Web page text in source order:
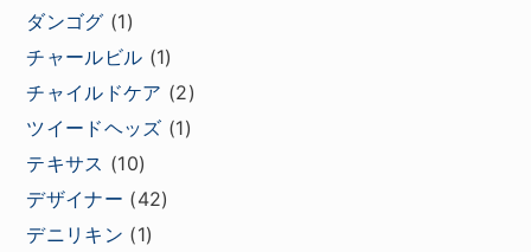
ダンゴグ (1)
チャールビル (1)
チャイルドケア (2)
ツイードヘッズ (1)
テキサス (10)
デザイナー (42)
デニリキン (1)